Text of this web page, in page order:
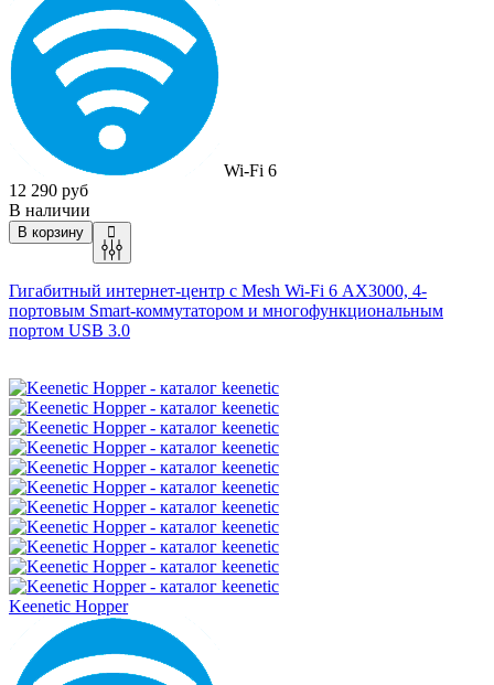
Wi-Fi 6
12 290 руб
В наличии
В корзину
Гигабитный интернет-центр с Mesh Wi-Fi 6 AX3000, 4-
портовым Smart-коммутатором и многофункциональным
портом USB 3.0
Keenetic Hopper